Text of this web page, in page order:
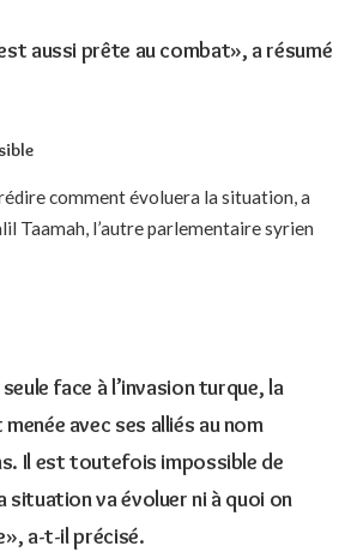
aussi prête au combat», a résumé
comment évoluera la situation, a
Taamah, l’autre parlementaire syrien
face à l’invasion turque, la
avec ses alliés au nom
Il est toutefois impossible de
situation va évoluer ni à quoi on
a-t-il précisé.